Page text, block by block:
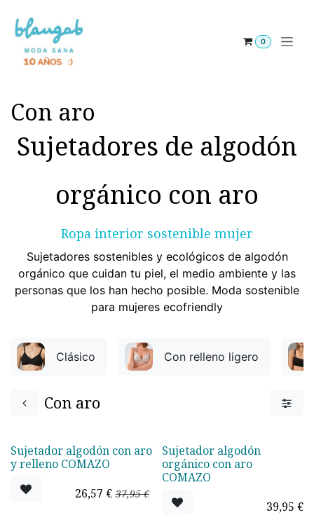
0
Con aro
Sujetadores de algodón
orgánico con aro
Ropa interior sostenible mujer
Sujetadores sostenibles y ecológicos de algodón
orgánico que cuidan tu piel, el medio ambiente y las
personas que los han hecho posible. Moda sostenible
para mujeres ecofriendly
Clásico Con relleno ligero
Con aro
Oferta -30%
Sujetador algodón con aro
y relleno COMAZO
26,57 € 37,95€
Sujetador algodón
orgánico con aro
COMAZO
39,95 €